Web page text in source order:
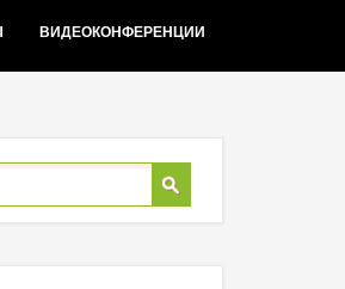
ВИДЕОКОНФЕРЕНЦИИ